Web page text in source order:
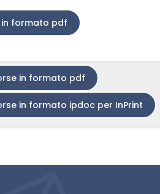
formato pdf
in formato pdf
in formato ipdoc per InPrint